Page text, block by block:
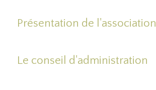
Présentation de l'association
Le conseil d'administration